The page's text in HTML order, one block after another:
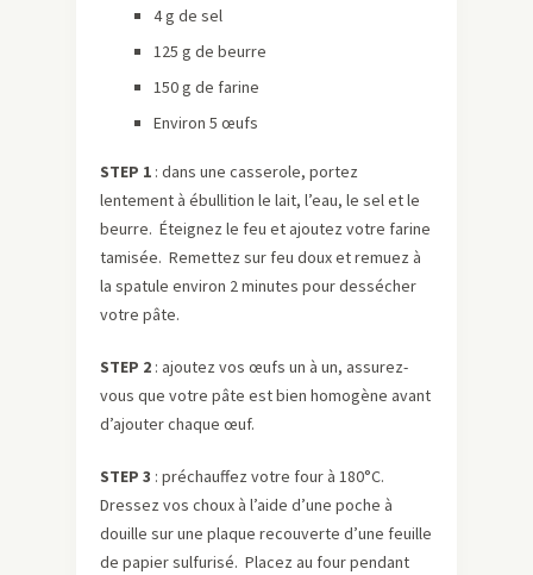
4 g de sel
125 g de beurre
150 g de farine
Environ 5 œufs
STEP 1 : dans une casserole, portez
lentement à ébullition le lait, l’eau, le sel et le
beurre. Éteignez le feu et ajoutez votre farine
tamisée. Remettez sur feu doux et remuez à
la spatule environ 2 minutes pour dessécher
votre pâte.
STEP 2 : ajoutez vos œufs un à un, assurez-
vous que votre pâte est bien homogène avant
d’ajouter chaque œuf.
STEP 3 : préchauffez votre four à 180°C.
Dressez vos choux à l’aide d’une poche à
douille sur une plaque recouverte d’une feuille
de papier sulfurisé. Placez au four pendant